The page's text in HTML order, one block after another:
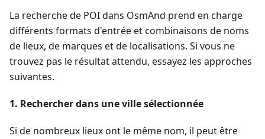
La recherche de POI dans OsmAnd prend en charge
différents formats d'entrée et combinaisons de noms
de lieux, de marques et de localisations. Si vous ne
trouvez pas le résultat attendu, essayez les approches
suivantes.
1. Rechercher dans une ville sélectionnée
Si de nombreux lieux ont le même nom, il peut être